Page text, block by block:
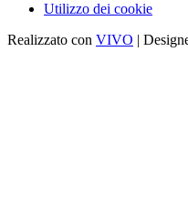
Utilizzo dei cookie
Realizzato con VIVO |